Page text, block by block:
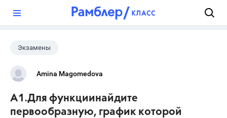
Экзамены
Amina Magomedova
А1. Для функции найдите
первообразную, график которой